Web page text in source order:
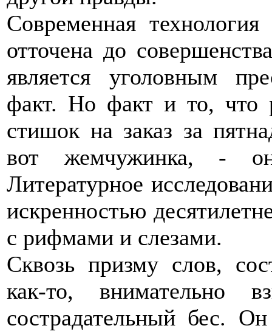
Современная
отточена до
является уголовным
факт. Но факт и то, что
стишок на заказ за
вот жемчужинка, -
Литературное
искренностью
с рифмами и слезами.
Сквозь призму слов,
как-то,
сострадательный бес.